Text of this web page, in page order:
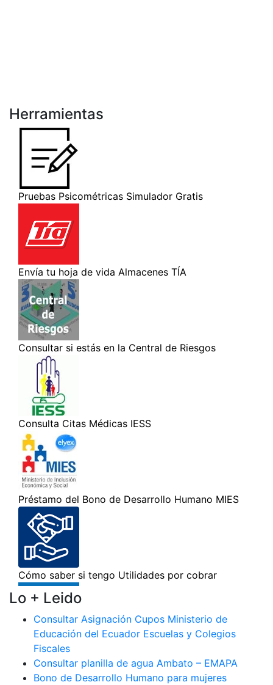
Herramientas
Lo + Leido
Consultar Asignación Cupos Ministerio de
Educación del Ecuador Escuelas y Colegios
Fiscales
Consultar planilla de agua Ambato – EMAPA
Bono de Desarrollo Humano para mujeres